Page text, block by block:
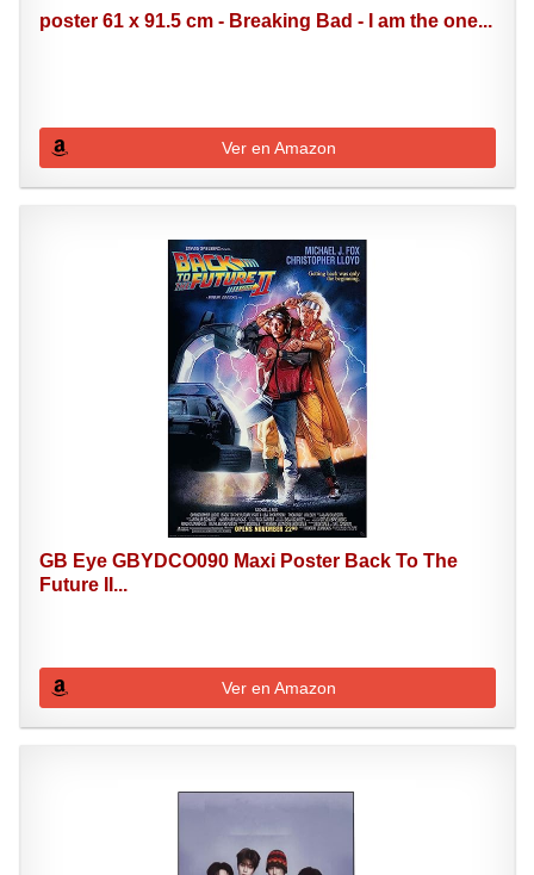
poster 61 x 91.5 cm - Breaking Bad - I am the one...
Ver en Amazon
GB Eye GBYDCO090 Maxi Poster Back To The
Future II...
Ver en Amazon